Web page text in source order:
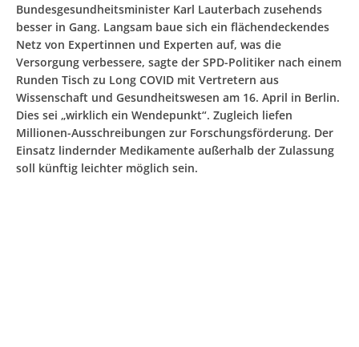
Bundesgesundheitsminister Karl Lauterbach zusehends
besser in Gang. Langsam baue sich ein flächendeckendes
Netz von Expertinnen und Experten auf, was die
Versorgung verbessere, sagte der SPD-Politiker nach einem
Runden Tisch zu Long COVID mit Vertretern aus
Wissenschaft und Gesundheitswesen am 16. April in Berlin.
Dies sei „wirklich ein Wendepunkt“. Zugleich liefen
Millionen-Ausschreibungen zur Forschungsförderung. Der
Einsatz lindernder Medikamente außerhalb der Zulassung
soll künftig leichter möglich sein.